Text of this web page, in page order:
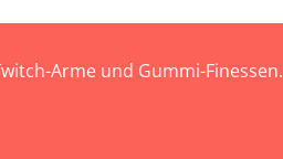
Arme und Gummi-Finessen.